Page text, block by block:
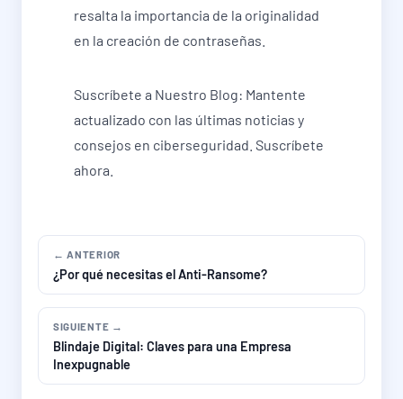
resalta la importancia de la originalidad
en la creación de contraseñas.
Suscríbete a Nuestro Blog: Mantente
actualizado con las últimas noticias y
consejos en ciberseguridad. Suscríbete
ahora.
← ANTERIOR
¿Por qué necesitas el Anti-Ransome?
SIGUIENTE →
Blindaje Digital: Claves para una Empresa
Inexpugnable